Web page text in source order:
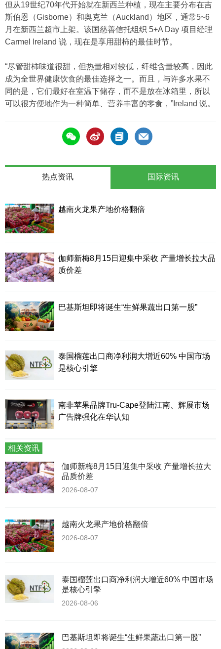
但从19世纪70年代开始就在新西兰种植，现在主要分布在吉
斯伯恩（Gisborne）和奥克兰（Auckland）地区，通常5~6
月在新西兰超市上架。该国慈善信托组织 5+A Day 项目经理
Carmel Ireland 说，现在是享用甜柿的最佳时节。
“尽管甜柿味道很甜，但热量相对较低，纤维含量较高，因此
成为全世界健康饮食的最佳选择之一。而且，与许多水果不
同的是，它们最好在室温下储存，而不是放在冰箱里，所以
可以很方便地作为一种简单、营养丰富的零食，”Ireland 说。
热点资讯
越南火龙果产地价格翻倍
伽师新梅8月15日迎集中采收 产量增长拉大品
质价差
巴基斯坦即将诞生“生鲜果蔬出口第一股”
泰国榴莲出口商净利润大增近60% 中国市场
是核心引擎
南非苹果品牌Tru-Cape登陆江南、辉展市场
广告牌强化在华认知
国际资讯
相关资讯
伽师新梅8月15日迎集中采收 产量增长拉大
品质价差
2026-08-07
越南火龙果产地价格翻倍
2026-08-07
泰国榴莲出口商净利润大增近60% 中国市场
是核心引擎
2026-08-06
巴基斯坦即将诞生“生鲜果蔬出口第一股”